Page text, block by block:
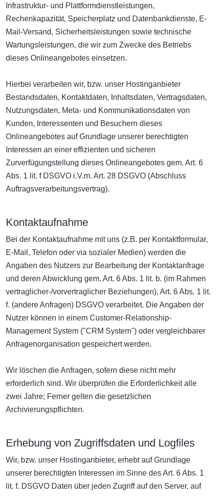
Infrastruktur- und Plattformdienstleistungen,
Rechenkapazität, Speicherplatz und Datenbankdienste, E-
Mail-Versand, Sicherheitsleistungen sowie technische
Wartungsleistungen, die wir zum Zwecke des Betriebs
dieses Onlineangebotes einsetzen.
Hierbei verarbeiten wir, bzw. unser Hostinganbieter
Bestandsdaten, Kontaktdaten, Inhaltsdaten, Vertragsdaten,
Nutzungsdaten, Meta- und Kommunikationsdaten von
Kunden, Interessenten und Besuchern dieses
Onlineangebotes auf Grundlage unserer berechtigten
Interessen an einer effizienten und sicheren
Zurverfügungstellung dieses Onlineangebotes gem. Art. 6
Abs. 1 lit. f DSGVO i.V.m. Art. 28 DSGVO (Abschluss
Auftragsverarbeitungsvertrag).
Kontaktaufnahme
Bei der Kontaktaufnahme mit uns (z.B. per Kontaktformular,
E-Mail, Telefon oder via sozialer Medien) werden die
Angaben des Nutzers zur Bearbeitung der Kontaktanfrage
und deren Abwicklung gem. Art. 6 Abs. 1 lit. b. (im Rahmen
vertraglicher-/vorvertraglicher Beziehungen), Art. 6 Abs. 1 lit.
f. (andere Anfragen) DSGVO verarbeitet. Die Angaben der
Nutzer können in einem Customer-Relationship-
Management System ("CRM System") oder vergleichbarer
Anfragenorganisation gespeichert werden.
Wir löschen die Anfragen, sofern diese nicht mehr
erforderlich sind. Wir überprüfen die Erforderlichkeit alle
zwei Jahre; Ferner gelten die gesetzlichen
Archivierungspflichten.
Erhebung von Zugriffsdaten und Logfiles
Wir, bzw. unser Hostinganbieter, erhebt auf Grundlage
unserer berechtigten Interessen im Sinne des Art. 6 Abs. 1
lit. f. DSGVO Daten über jeden Zugriff auf den Server, auf